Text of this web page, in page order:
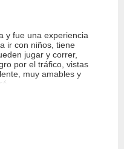
y fue una experiencia
ir con niños, tiene
jugar y correr,
por el tráfico, vistas
muy amables y